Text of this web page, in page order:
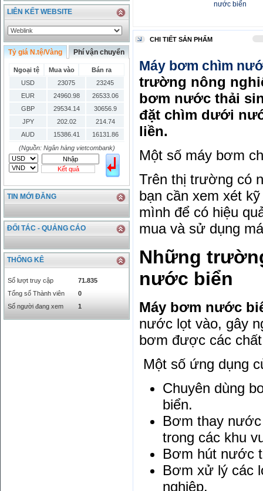
LIÊN KẾT WEBSITE
Tỷ giá N.tệ/Vàng Phí vận chuyển
Ngoại tệ Mua vào
Bán ra
USD
23075
23245
EUR
24960.98
26533.06
GBP
29534.14
30656.9
JPY
202.02
214.74
AUD
15386.41
16131.86
HKD
2906.04
3028.6
SGD
16755.29
17427.08
THB
666.2
786.99
CAD
17223.74
18058.21
CHF
23161.62
24283.77
INR
0
KRW
18.01
21.12
KWD
0
79758.97
MYR
5808.39
RMB
3272
RUB
(Nguồn: Ngân hàng vietcombank)
Kết quả
TIN MỚI ĐĂNG
ĐỐI TÁC - QUẢNG CÁO
THỐNG KÊ
Số lượt truy cập
71.835
Tổng số Thành viên
0
Số người đang xem
1
CHI TIẾT SẢN PHẨM
Máy bơm chìm
trường nông
bơm nước thải
đặt chìm dưới
liền.
Một số máy bơm
Trên thị trường có
bạn cần xem xét
mình để có hiệu
mua và sử dụng
Những
nước biển
Máy bơm nước
nước lọt vào, gây
bơm được các
Một số ứng dụng
Chuyên dùng
biển.
Bơm thay nước
trong các khu
Bơm hút nước
Bơm xử lý các
nghiệp.